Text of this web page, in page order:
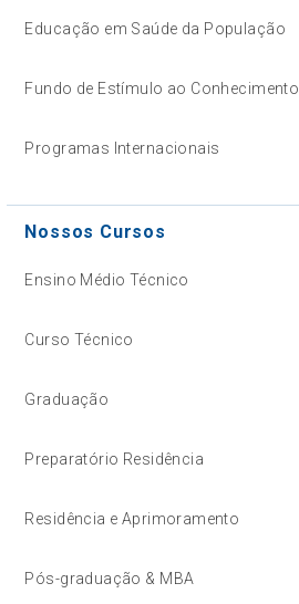
Educação em Saúde da População
Fundo de Estímulo ao Conhecimento
Programas Internacionais
Nossos Cursos
Ensino Médio Técnico
Curso Técnico
Graduação
Preparatório Residência
Residência e Aprimoramento
Pós-graduação & MBA